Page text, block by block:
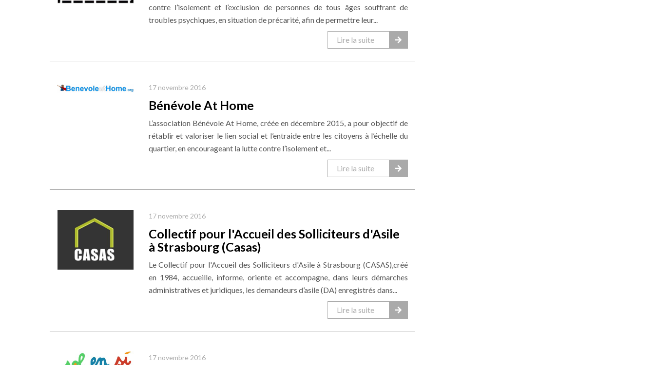
contre l’isolement et l’exclusion de personnes de tous âges souffrant de
troubles psychiques, en situation de précarité, afin de permettre leur...
Lire la suite
17 novembre 2016
Bénévole At Home
L’association Bénévole At Home, créée en décembre 2015, a pour objectif de
rétablir et valoriser le lien social et l’entraide entre les citoyens à l’échelle du
quartier, en encourageant la lutte contre l’isolement et...
Lire la suite
17 novembre 2016
Collectif pour l'Accueil des Solliciteurs d'Asile
à Strasbourg (Casas)
Le Collectif pour l'Accueil des Solliciteurs d'Asile à Strasbourg (CASAS),créé
en 1984, accueille, informe, oriente et accompagne, dans leurs démarches
administratives et juridiques, les demandeurs d’asile (DA) enregistrés dans...
Lire la suite
17 novembre 2016